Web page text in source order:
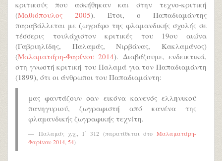
κριτικούς που ασκήθηκαν και στην τεχνο-κριτική
(Μαθιόπουλος 2005). Έτσι, ο Παπαδιαμάντης
παραβάλλεται με ζωγράφο της φλαμανδικής σχολής σε
τέσσερις τουλάχιστον κριτικές του 19ου αιώνα
(Γαβριηλίδης, Παλαμάς, Νιρβάνας, Κακλαμάνος)
(Μαλαματάρη-Φαρίνου 2014). Διαβάζουμε, ενδεικτικά,
στη γνωστή κριτική του Παλαμά για τον Παπαδιαμάντη
(1899), ότι οι άνθρωποι του Παπαδιαμάντη:
μας φαντάζουν σαν εικόνα κανενός ελληνικού
πανηγυριού, ζωγραφιστή από κανένα της
φλαμανδικής ζωγραφικής τεχνίτη.
Παλαμάς χ.χ., Ι΄ 312 (παρατίθεται στοΜαλαματάρη-
Φαρίνου 2014, 54)